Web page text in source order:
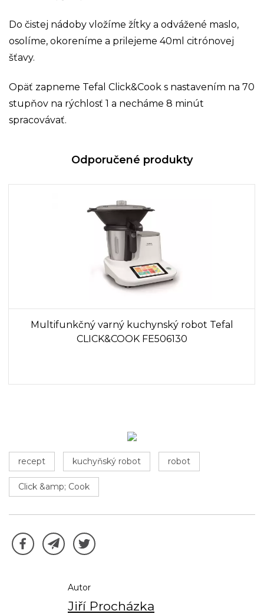
Do čistej nádoby vložíme žĺtky a odvážené maslo,
osolíme, okoreníme a prilejeme 40ml citrónovej
šťavy.
Opäť zapneme Tefal Click&Cook s nastavením na 70
stupňov na rýchlosť 1 a necháme 8 minút
spracovávať.
Odporučené produkty
Multifunkčný varný kuchynský robot Tefal
CLICK&COOK FE506130
recept kuchyňský robot robot
Click &amp; Cook
Autor
Jiří Procházka